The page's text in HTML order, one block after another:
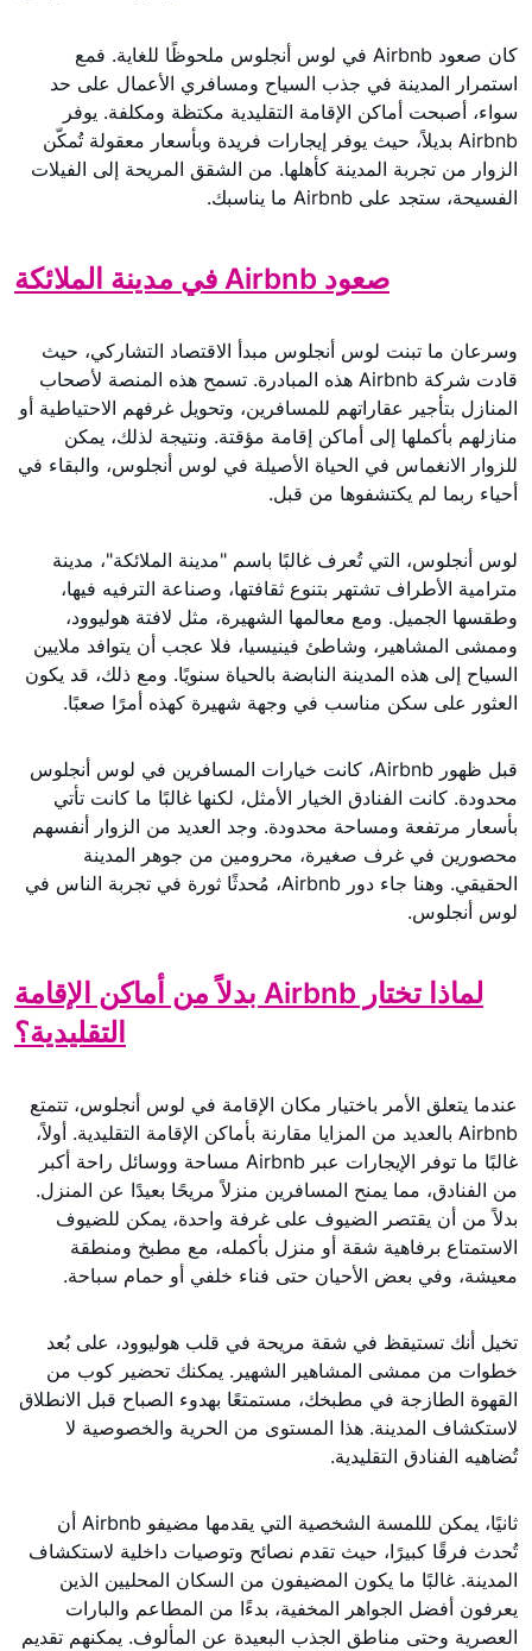
كان صعود Airbnb في لوس أنجلوس ملحوظًا للغاية. فمع
استمرار المدينة في جذب السياح ومسافري الأعمال على حد
سواء، أصبحت أماكن الإقامة التقليدية مكتظة ومكلفة. يوفر
Airbnb بديلاً، حيث يوفر إيجارات فريدة وبأسعار معقولة تُمكّن
الزوار من تجربة المدينة كأهلها. من الشقق المريحة إلى الفيلات
الفسيحة، ستجد على Airbnb ما يناسبك.
صعود Airbnb في مدينة الملائكة
وسرعان ما تبنت لوس أنجلوس مبدأ الاقتصاد التشاركي، حيث
قادت شركة Airbnb هذه المبادرة. تسمح هذه المنصة لأصحاب
المنازل بتأجير عقاراتهم للمسافرين، وتحويل غرفهم الاحتياطية أو
منازلهم بأكملها إلى أماكن إقامة مؤقتة. ونتيجة لذلك، يمكن
للزوار الانغماس في الحياة الأصيلة في لوس أنجلوس، والبقاء في
أحياء ربما لم يكتشفوها من قبل.
لوس أنجلوس، التي تُعرف غالبًا باسم "مدينة الملائكة"، مدينة
مترامية الأطراف تشتهر بتنوع ثقافتها، وصناعة الترفيه فيها،
وطقسها الجميل. ومع معالمها الشهيرة، مثل لافتة هوليوود،
وممشى المشاهير، وشاطئ فينيسيا، فلا عجب أن يتوافد ملايين
السياح إلى هذه المدينة النابضة بالحياة سنويًا. ومع ذلك، قد يكون
العثور على سكن مناسب في وجهة شهيرة كهذه أمرًا صعبًا.
قبل ظهور Airbnb، كانت خيارات المسافرين في لوس أنجلوس
محدودة. كانت الفنادق الخيار الأمثل، لكنها غالبًا ما كانت تأتي
بأسعار مرتفعة ومساحة محدودة. وجد العديد من الزوار أنفسهم
محصورين في غرف صغيرة، محرومين من جوهر المدينة
الحقيقي. وهنا جاء دور Airbnb، مُحدثًا ثورة في تجربة الناس في
لوس أنجلوس.
لماذا تختار Airbnb بدلاً من أماكن الإقامة
التقليدية؟
عندما يتعلق الأمر باختيار مكان الإقامة في لوس أنجلوس، تتمتع
Airbnb بالعديد من المزايا مقارنة بأماكن الإقامة التقليدية. أولاً،
غالبًا ما توفر الإيجارات عبر Airbnb مساحة ووسائل راحة أكبر
من الفنادق، مما يمنح المسافرين منزلاً مريحًا بعيدًا عن المنزل.
بدلاً من أن يقتصر الضيوف على غرفة واحدة، يمكن للضيوف
الاستمتاع برفاهية شقة أو منزل بأكمله، مع مطبخ ومنطقة
معيشة، وفي بعض الأحيان حتى فناء خلفي أو حمام سباحة.
تخيل أنك تستيقظ في شقة مريحة في قلب هوليوود، على بُعد
خطوات من ممشى المشاهير الشهير. يمكنك تحضير كوب من
القهوة الطازجة في مطبخك، مستمتعًا بهدوء الصباح قبل الانطلاق
لاستكشاف المدينة. هذا المستوى من الحرية والخصوصية لا
تُضاهيه الفنادق التقليدية.
ثانيًا، يمكن لللمسة الشخصية التي يقدمها مضيفو Airbnb أن
تُحدث فرقًا كبيرًا، حيث تقدم نصائح وتوصيات داخلية لاستكشاف
المدينة. غالبًا ما يكون المضيفون من السكان المحليين الذين
يعرفون أفضل الجواهر المخفية، بدءًا من المطاعم والبارات
العصرية وحتى مناطق الجذب البعيدة عن المألوف. يمكنهم تقديم